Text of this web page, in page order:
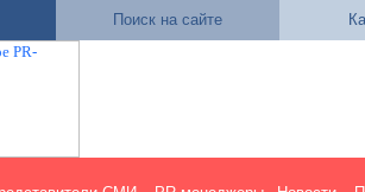
Поиск на сайте